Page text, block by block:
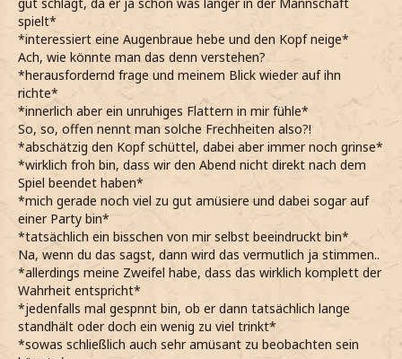
spielt*
*interessiert eine Augenbraue hebe und den Kopf neige*
Ach, wie könnte man das denn verstehen?
*herausfordernd frage und meinem Blick wieder auf ihn
richte*
*innerlich aber ein unruhiges Flattern in mir fühle*
So, so, offen nennt man solche Frechheiten also?!
*abschätzig den Kopf schüttel, dabei aber immer noch grinse*
*wirklich froh bin, dass wir den Abend nicht direkt nach dem
Spiel beendet haben*
*mich gerade noch viel zu gut amüsiere und dabei sogar auf
einer Party bin*
*tatsächlich ein bisschen von mir selbst beeindruckt bin*
Na, wenn du das sagst, dann wird das vermutlich ja stimmen..
*allerdings meine Zweifel habe, dass das wirklich komplett der
Wahrheit entspricht*
*jedenfalls mal gespnnt bin, ob er dann tatsächlich lange
standhält oder doch ein wenig zu viel trinkt*
*sowas schließlich auch sehr amüsant zu beobachten sein